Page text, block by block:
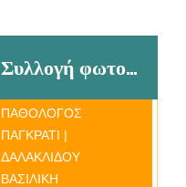
Συλλογή φωτογραφιών
ΠΑΘΟΛΟΓΟΣ
ΠΑΓΚΡΑΤΙ |
ΔΑΛΑΚΛΙΔΟΥ
ΒΑΣΙΛΙΚΗ